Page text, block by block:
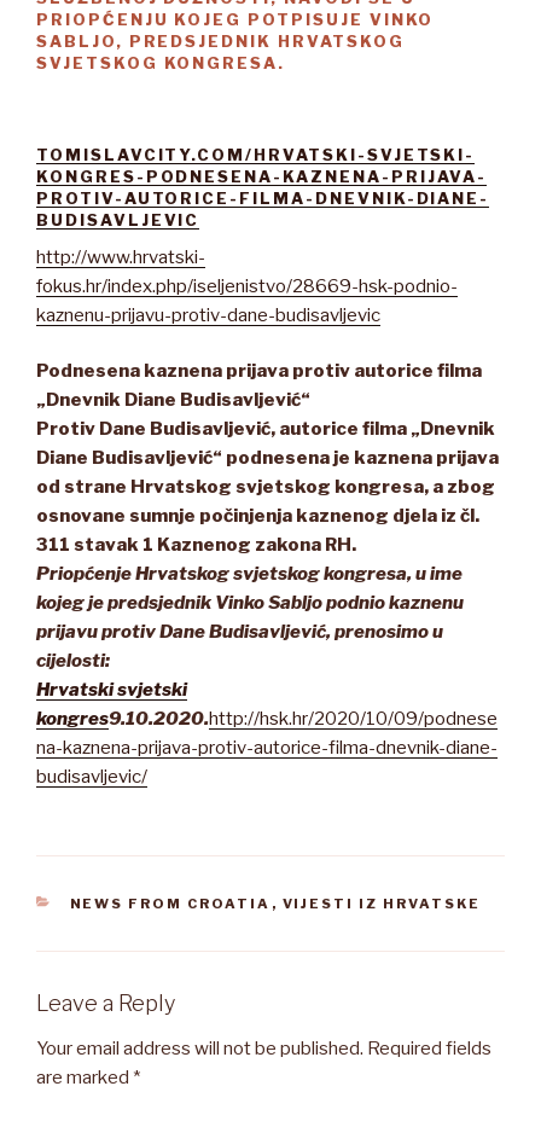
PRIOPĆENJU KOJEG POTPISUJE VINKO
SABLJO, PREDSJEDNIK HRVATSKOG
SVJETSKOG KONGRESA.
TOMISLAVCITY.COM/HRVATSKI-SVJETSKI-
KONGRES-PODNESENA-KAZNENA-PRIJAVA-
PROTIV-AUTORICE-FILMA-DNEVNIK-DIANE-
BUDISAVLJEVIC
http://www.hrvatski-
fokus.hr/index.php/iseljenistvo/28669-hsk-podnio-
kaznenu-prijavu-protiv-dane-budisavljevic
Podnesena kaznena prijava protiv autorice filma
„Dnevnik Diane Budisavljević“
Protiv Dane Budisavljević, autorice filma „Dnevnik
Diane Budisavljević“ podnesena je kaznena prijava
od strane Hrvatskog svjetskog kongresa, a zbog
osnovane sumnje počinjenja kaznenog djela iz čl.
311 stavak 1 Kaznenog zakona RH.
Priopćenje Hrvatskog svjetskog kongresa, u ime
kojeg je predsjednik Vinko Sabljo podnio kaznenu
prijavu protiv Dane Budisavljević, prenosimo u
cijelosti:
Hrvatski svjetski
kongres9.10.2020.http://hsk.hr/2020/10/09/podnese
na-kaznena-prijava-protiv-autorice-filma-dnevnik-diane-
budisavljevic/
CATEGORIES
NEWS FROM CROATIA , VIJESTI IZ HRVATSKE
Leave a Reply
Your email address will not be published. Required fields
are marked *